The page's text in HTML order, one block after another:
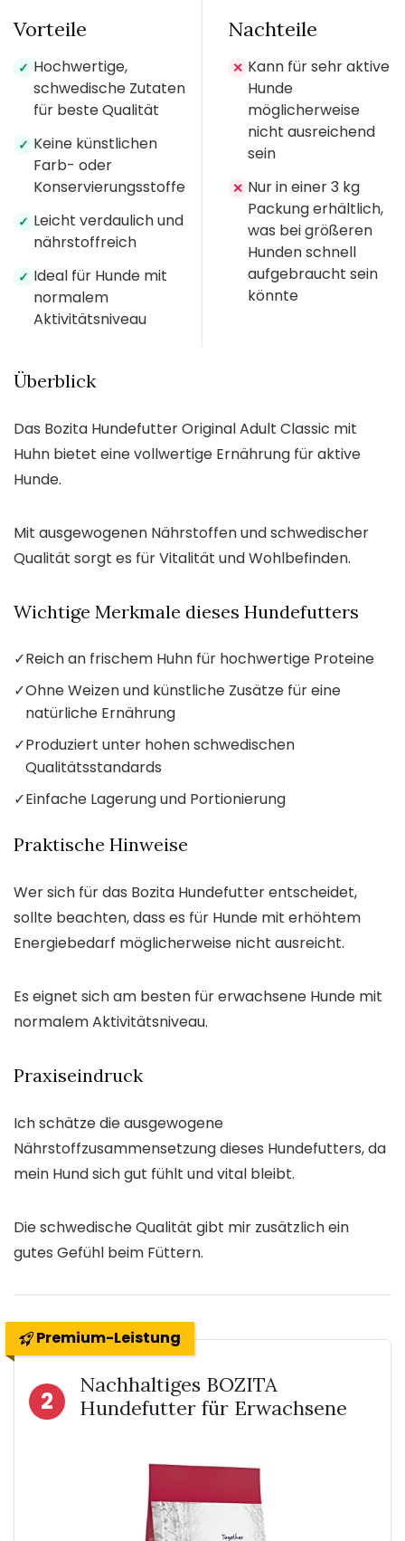
Vorteile
✓ Hochwertige,
schwedische Zutaten
für beste Qualität
✓ Keine künstlichen
Farb- oder
Konservierungsstoffe
✓ Leicht verdaulich und
nährstoffreich
✓ Ideal für Hunde mit
normalem
Aktivitätsniveau
Nachteile
✕ Kann für sehr aktive
Hunde
möglicherweise
nicht ausreichend
sein
✕ Nur in einer 3 kg
Packung erhältlich,
was bei größeren
Hunden schnell
aufgebraucht sein
könnte
Überblick
Das Bozita Hundefutter Original Adult Classic mit
Huhn bietet eine vollwertige Ernährung für aktive
Hunde.
Mit ausgewogenen Nährstoffen und schwedischer
Qualität sorgt es für Vitalität und Wohlbefinden.
Wichtige Merkmale dieses Hundefutters
✓Reich an frischem Huhn für hochwertige Proteine
✓Ohne Weizen und künstliche Zusätze für eine
natürliche Ernährung
✓Produziert unter hohen schwedischen
Qualitätsstandards
✓Einfache Lagerung und Portionierung
Praktische Hinweise
Wer sich für das Bozita Hundefutter entscheidet,
sollte beachten, dass es für Hunde mit erhöhtem
Energiebedarf möglicherweise nicht ausreicht.
Es eignet sich am besten für erwachsene Hunde mit
normalem Aktivitätsniveau.
Praxiseindruck
Ich schätze die ausgewogene
Nährstoffzusammensetzung dieses Hundefutters, da
mein Hund sich gut fühlt und vital bleibt.
Die schwedische Qualität gibt mir zusätzlich ein
gutes Gefühl beim Füttern.
Premium-Leistung
2
Nachhaltiges BOZITA
Hundefutter für Erwachsene